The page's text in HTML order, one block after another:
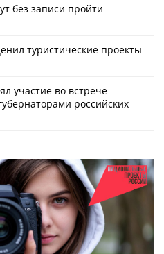
без записи пройти
туристические проекты
участие во встрече
российских